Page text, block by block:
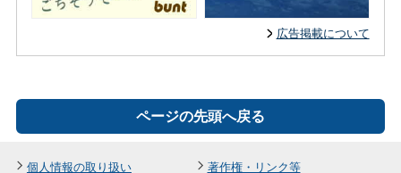
広告掲載について
ページの先頭へ戻る
個人情報の取り扱い 著作権・リンク等